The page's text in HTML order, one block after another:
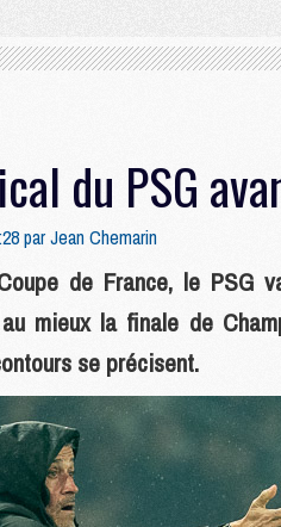
du PSG
parJean Chemarin
de France, le PSG
mieux la finale de
se précisent.